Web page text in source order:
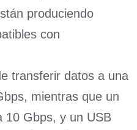
produciendo
con
transferir datos a una
mientras que un
10 Gbps, y un USB